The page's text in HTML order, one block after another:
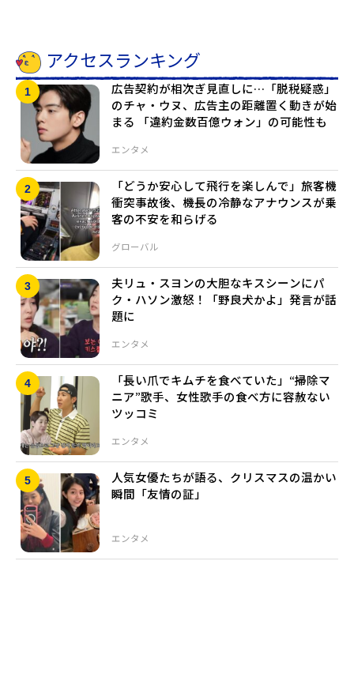
アクセスランキング
エンタメ
広告契約が相次ぎ見直しに…「脱税疑惑」
のチャ・ウヌ、広告主の距離置く動きが始
まる 「違約金数百億ウォン」の可能性も
グローバル
「どうか安心して飛行を楽しんで」旅客機
衝突事故後、機長の冷静なアナウンスが乗
客の不安を和らげる
エンタメ
夫リュ・スヨンの大胆なキスシーンにパ
ク・ハソン激怒！「野良犬かよ」発言が話
題に
エンタメ
「長い爪でキムチを食べていた」“掃除マ
ニア”歌手、女性歌手の食べ方に容赦ない
ツッコミ
エンタメ
人気女優たちが語る、クリスマスの温かい
瞬間「友情の証」